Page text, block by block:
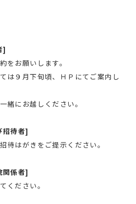
]
をお願いします。
は９月下旬頃、ＨＰにてご案内し
緒にお越しください。
招待者]
待はがきをご提示ください。
関係者]
ください。